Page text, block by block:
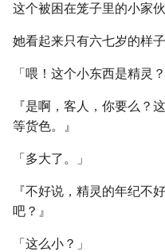
这个被困在笼子里的小家
她看起来只有六七岁的样
「喂！这个小东西是精灵？
『是啊，客人，你要么？
等货色。』
「多大了。」
『不好说，精灵的年纪不
吧？』
「这么小？」